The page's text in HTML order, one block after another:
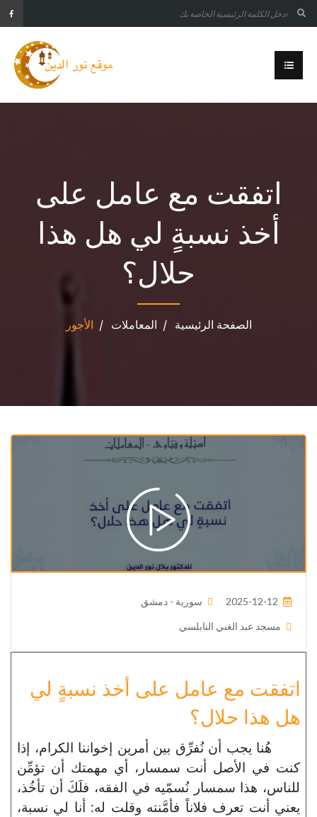
اتفقت مع عامل على
أخذ نسبةٍ لي هل هذا
حلال؟
الصفحة الرئيسية المعاملات الأجور
2025-12-12 سورية - دمشق
مسجد عبد الغني النابلسي
اتفقت مع عامل على أخذ نسبةٍ لي
هل هذا حلال؟
هُنا يجب أن نُفرِّق بين أمرين إخواننا الكرام، إذا
كنت في الأصل أنت سمسار، أي مهمتك أن تؤمِّن
للناس، هذا سمسار نُسمّيه في الفقه، فلَكَ أن تأخُذ،
يعني أنت تعرف فلاناً فأمَّنته وقلت له: أنا لي نسبة،